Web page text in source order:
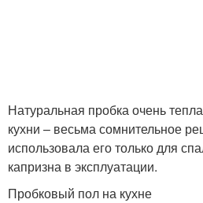
Натуральная пробка очень
кухни – весьма сомнительное
использовала его только для
капризна в эксплуатации.
Пробковый пол на кухне